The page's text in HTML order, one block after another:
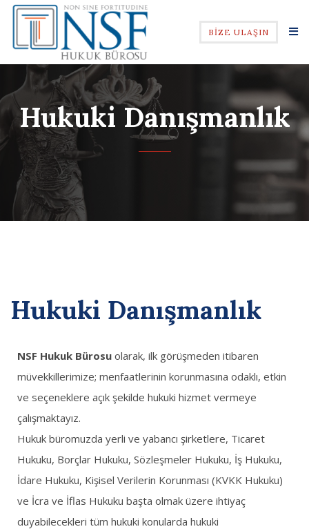
BİZE ULAŞIN
Hukuki Danışmanlık
Hukuki Danışmanlık
NSF Hukuk Bürosu olarak, ilk görüşmeden itibaren
müvekkillerimize; menfaatlerinin korunmasına odaklı, etkin
ve seçeneklere açık şekilde hukuki hizmet vermeye
çalışmaktayız.
Hukuk büromuzda yerli ve yabancı şirketlere, Ticaret
Hukuku, Borçlar Hukuku, Sözleşmeler Hukuku, İş Hukuku,
İdare Hukuku, Kişisel Verilerin Korunması (KVKK Hukuku)
ve İcra ve İflas Hukuku başta olmak üzere ihtiyaç
duyabilecekleri tüm hukuki konularda hukuki